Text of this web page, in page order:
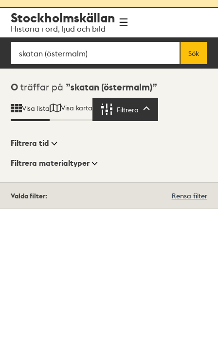
navigationen
huvudinnehållet
Stockholmskällan
Historia i ord, ljud och bild
Sök
Sök
Sökresultat
0 träffar på skatan (östermalm)
Visa lista Visa karta Filtrera
Visningsläge
Filtrera tid
Filtrera materialtyper
träffar
Valda filter: Rensa filter